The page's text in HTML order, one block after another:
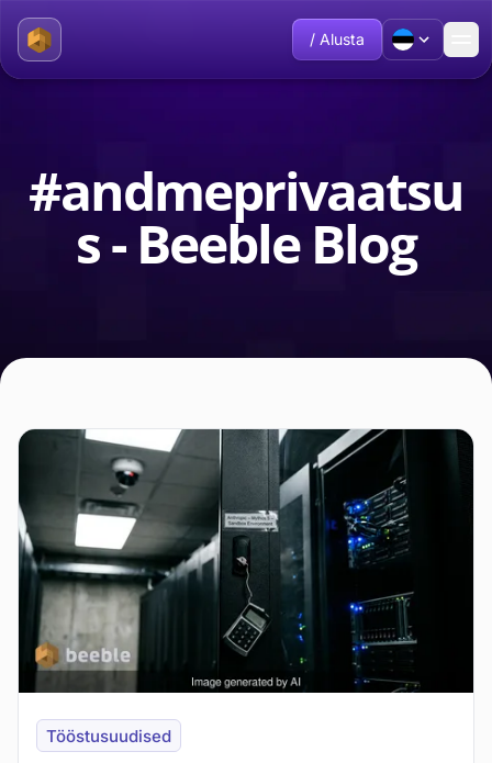
/ Alusta
#andmeprivaatsu
s - Beeble Blog
Tööstusuudised